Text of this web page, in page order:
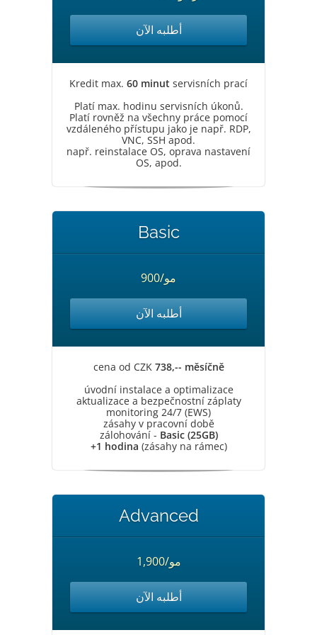
أطلبه الآن
Kredit max. 60 minut servisních prací
Platí max. hodinu servisních úkonů.
Platí rovněž na všechny práce pomocí
vzdáleného přístupu jako je např. RDP,
VNC, SSH apod.
např. reinstalace OS, oprava nastavení
OS, apod.
Basic
900/مو
أطلبه الآن
cena od CZK 738,-- měsíčně
úvodní instalace a optimalizace
aktualizace a bezpečnostní záplaty
monitoring 24/7 (EWS)
zásahy v pracovní době
zálohování - Basic (25GB)
+1 hodina (zásahy na rámec)
Advanced
1,900/مو
أطلبه الآن